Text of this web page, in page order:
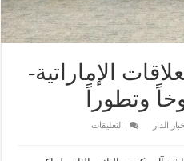
الإماراتية-
وتطوراً
اخبار الدار التعليقاتعلى
محمد: